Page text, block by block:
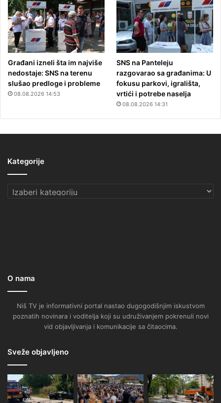
Građani izneli šta im najviše
nedostaje: SNS na terenu
slušao predloge i probleme
08.08.2026 14:53
SNS na Panteleju
razgovarao sa građanima: U
fokusu parkovi, igrališta,
vrtići i potrebe naselja
08.08.2026 14:31
Kategorije
Kategorije
O nama
Niš TV je informativni portal nastao dugogodišnjim iskustvom
poznatih novinara i voditelja koji su udruživanjem pokrenuli novi
vid objavljivanja i komunikacije sa čitaocima.
Sveže objavljeno